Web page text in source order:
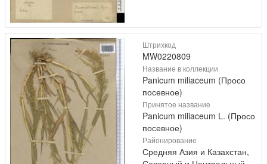
Штрихкод
MW0220809
Название в коллекции
Panicum miliaceum (Просо
посевное)
Принятое название
Panicum miliaceum L. (Просо
посевное)
Районирование
Средняя Азия и Казахстан,